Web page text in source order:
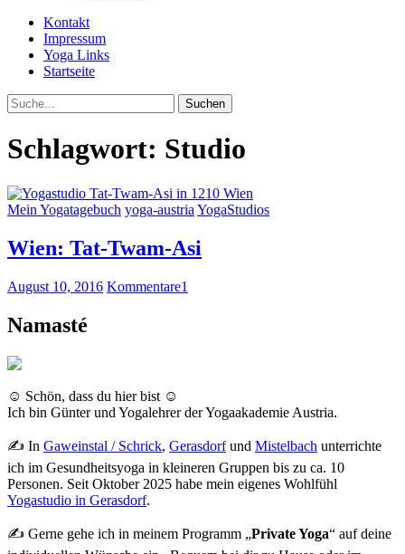
Kontakt
Impressum
Yoga Links
Startseite
Suche
Schlagwort: Studio
Mein Yogatagebuch yoga-austria YogaStudios
Wien: Tat-Twam-Asi
August 10, 2016 Kommentare1
Namasté
☺ Schön, dass du hier bist ☺
Ich bin Günter und Yogalehrer der Yogaakademie Austria.
✍ In Gaweinstal / Schrick, Gerasdorfund Mistelbach unterrichte
ich im Gesundheitsyoga in kleineren Gruppen bis zu ca. 10
Personen. Seit Oktober 2025 habe mein eigenes Wohlfühl
Yogastudio in Gerasdorf.
✍ Gerne gehe ich in meinem Programm „Private Yoga“ auf deine